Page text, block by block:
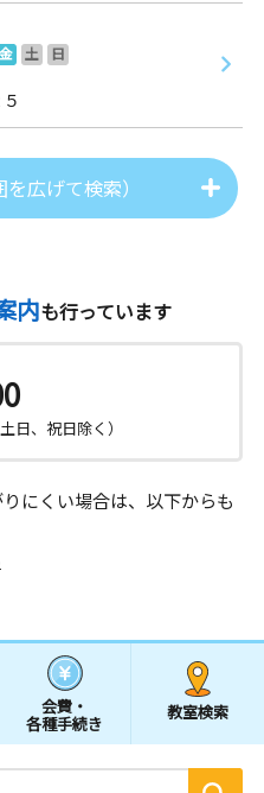
金 土
日
広げて検索）
内も行っています
日、祝日除く）
にくい場合は、以下からも
会費・
各種手続き
教室検索